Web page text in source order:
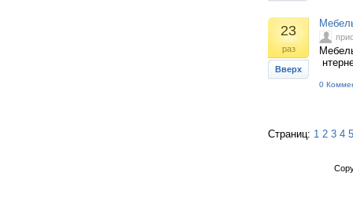
23
раз
Вверх
0
Страниц: 1 2 3 4 5